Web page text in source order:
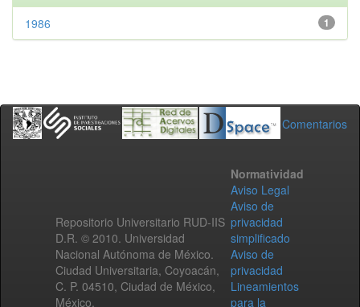
1
1986
Comentarios
Repositorio Universitario RUD-IIS
D.R. © 2010. Universidad
Nacional Autónoma de México.
Ciudad Universitaria, Coyoacán,
C. P. 04510, Ciudad de México,
México.
Normatividad
Aviso Legal
Aviso de
privacidad
simplificado
Aviso de
privacidad
Lineamientos
para la